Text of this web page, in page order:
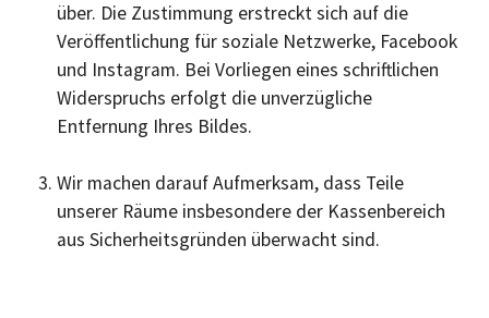
über. Die Zustimmung erstreckt sich auf die
Veröffentlichung für soziale Netzwerke, Facebook
und Instagram. Bei Vorliegen eines schriftlichen
Widerspruchs erfolgt die unverzügliche
Entfernung Ihres Bildes.
Wir machen darauf Aufmerksam, dass Teile
unserer Räume insbesondere der Kassenbereich
aus Sicherheitsgründen überwacht sind.